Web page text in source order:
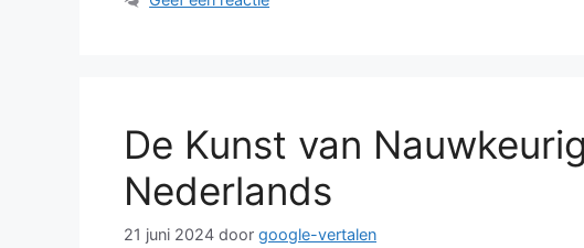
De Kunst van
Nederlands
21 juni 2024 door google-vertalen